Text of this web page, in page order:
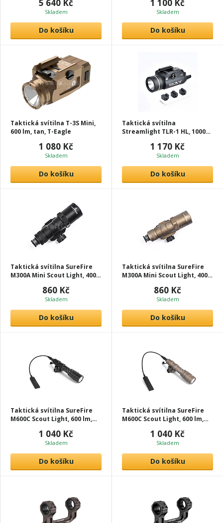
5 640 Kč
Skladem
Do košíku
1 100 Kč
Skladem
Do košíku
Taktická svítilna T-3S Mini,
600 lm, tan, T-Eagle
1 080 Kč
Skladem
Do košíku
Taktická svítilna
Streamlight TLR-1 HL, 1000
1 170 Kč
Skladem
Do košíku
Taktická svítilna SureFire
M300A Mini Scout Light, 400
860 Kč
Skladem
Do košíku
Taktická svítilna SureFire
M300A Mini Scout Light, 400
860 Kč
Skladem
Do košíku
Taktická svítilna SureFire
M600C Scout Light, 600 lm,
1 040 Kč
Skladem
Do košíku
Taktická svítilna SureFire
M600C Scout Light, 600 lm,
1 040 Kč
Skladem
Do košíku